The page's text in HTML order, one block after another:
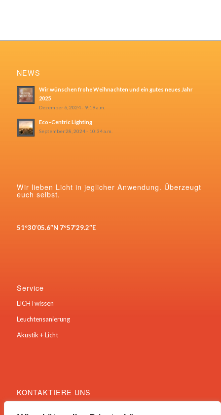
NEWS
Wir wünschen frohe Weihnachten und ein gutes neues Jahr
2025
Dezember 6, 2024 - 9:19 a.m.
Eco–Centric Lighting
September 28, 2024 - 10:34 a.m.
Wir lieben Licht in jeglicher Anwendung. Überzeugt
euch selbst.
51°30’05.6″N 7°57’29.2″E
Service
LICHTwissen
Leuchtensanierung
Akustik + Licht
KONTAKTIERE UNS